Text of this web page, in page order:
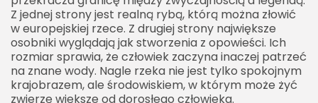
Z jednej strony jest realną rybą, którą można złowić
w europejskiej rzece. Z drugiej strony największe
osobniki wyglądają jak stworzenia z opowieści. Ich
rozmiar sprawia, że człowiek zaczyna inaczej patrzeć
na znane wody. Nagle rzeka nie jest tylko spokojnym
krajobrazem, ale środowiskiem, w którym może żyć
zwierzę większe od dorosłego człowieka.